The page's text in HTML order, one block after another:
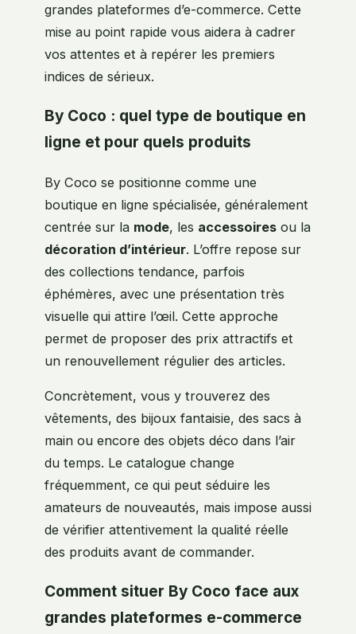
grandes plateformes d’e-commerce. Cette
mise au point rapide vous aidera à cadrer
vos attentes et à repérer les premiers
indices de sérieux.
By Coco : quel type de boutique en
ligne et pour quels produits
By Coco se positionne comme une
boutique en ligne spécialisée, généralement
centrée sur la mode, les accessoires ou la
décoration d’intérieur. L’offre repose sur
des collections tendance, parfois
éphémères, avec une présentation très
visuelle qui attire l’œil. Cette approche
permet de proposer des prix attractifs et
un renouvellement régulier des articles.
Concrètement, vous y trouverez des
vêtements, des bijoux fantaisie, des sacs à
main ou encore des objets déco dans l’air
du temps. Le catalogue change
fréquemment, ce qui peut séduire les
amateurs de nouveautés, mais impose aussi
de vérifier attentivement la qualité réelle
des produits avant de commander.
Comment situer By Coco face aux
grandes plateformes e-commerce